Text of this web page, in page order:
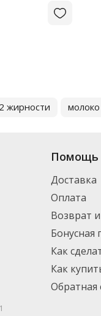
жирности
Помощь
Доставка
Оплата
Возврат
Бонусная
Как
Как
Обратная